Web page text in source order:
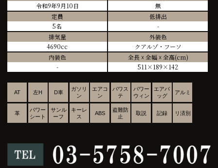
令和9年9月10日
無
定員
5名
低排出
-
排気量
4690cc
外装色
クアルゾ・フーソ
内装色
-
全長 ☓ 全幅 ☓ 全高(cm)
511×189×142
AT 左H D車
ガソリ
ン
エアコ
ン
パワス
テ
パワー
ウィン
エアバ
ッグ
アルミ
革
パワー
シート
サンル
ーフ
キーレ
ス
ABS
盗難防
止
取説 記録 リ済別